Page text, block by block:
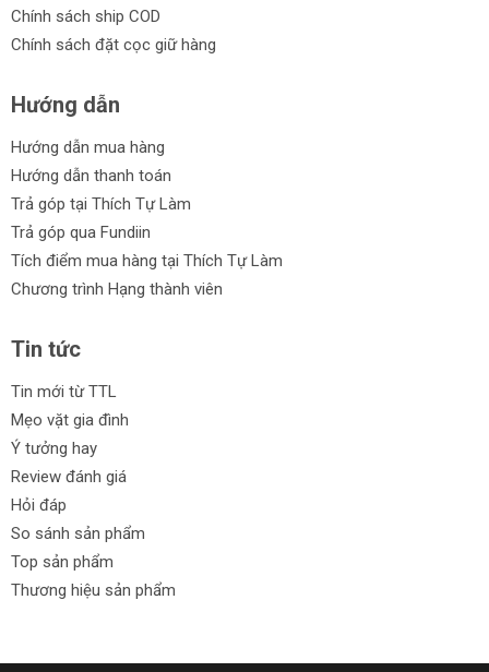
Chính sách ship COD
Chính sách đặt cọc giữ hàng
Hướng dẫn
Hướng dẫn mua hàng
Hướng dẫn thanh toán
Trả góp tại Thích Tự Làm
Trả góp qua Fundiin
Tích điểm mua hàng tại Thích Tự Làm
Chương trình Hạng thành viên
Tin tức
Tin mới từ TTL
Mẹo vặt gia đình
Ý tưởng hay
Review đánh giá
Hỏi đáp
So sánh sản phẩm
Top sản phẩm
Thương hiệu sản phẩm